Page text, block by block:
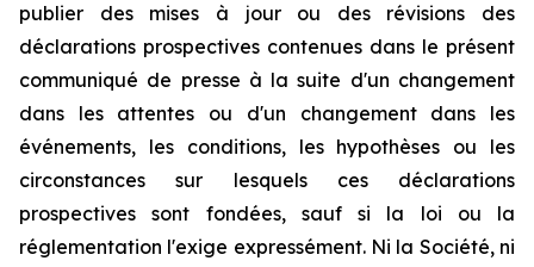
publier des mises à jour ou des révisions des
déclarations prospectives contenues dans le présent
communiqué de presse à la suite d'un changement
dans les attentes ou d'un changement dans les
événements, les conditions, les hypothèses ou les
circonstances sur lesquels ces déclarations
prospectives sont fondées, sauf si la loi ou la
réglementation l'exige expressément. Ni la Société, ni